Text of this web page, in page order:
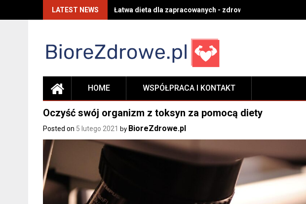
LATEST NEWS Łatwa dieta dla zapracowanych - zdrowe nawyki na co dzień
HOME WSPÓŁPRACA I KONTAKT
Oczyść swój organizm z toksyn za pomocą diety
Posted on 5 lutego 2021 by BioreZdrowe.pl